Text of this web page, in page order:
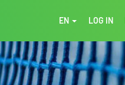
EN LOG IN